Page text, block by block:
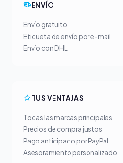
ENVÍO
Envío gratuito
Etiqueta de envío por e-mail
Envío con DHL
TUS VENTAJAS
Todas las marcas principales
Precios de compra justos
Pago anticipado por PayPal
Asesoramiento personalizado